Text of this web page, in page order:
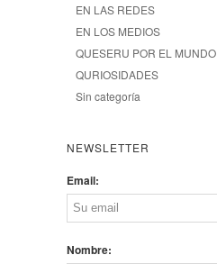
EN LAS REDES
EN LOS MEDIOS
QUESERU POR EL MUNDO
QURIOSIDADES
Sin categoría
NEWSLETTER
Email:
Nombre: